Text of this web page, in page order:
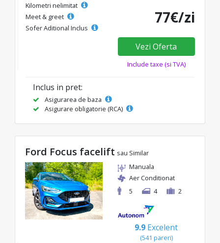
Kilometri nelimitat
Meet & greet
Sofer Aditional Inclus
77€/zi
Vezi Oferta
Include taxe (si TVA)
Inclus in pret:
Asigurarea de baza
Asigurare obligatorie (RCA)
Ford Focus facelift sau Similar
Manuala
Aer Conditionat
5
4 2
9.9 Excelent
(541 pareri)